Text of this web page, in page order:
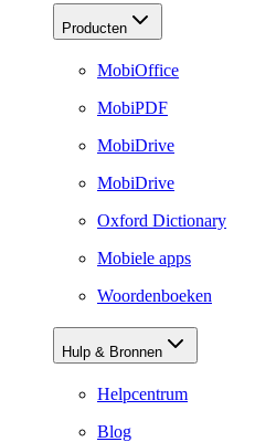
Producten
MobiOffice
MobiPDF
MobiDrive
MobiDrive
Oxford Dictionary
Mobiele apps
Woordenboeken
Hulp & Bronnen
Helpcentrum
Blog